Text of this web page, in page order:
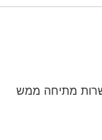
מתיחה ממש